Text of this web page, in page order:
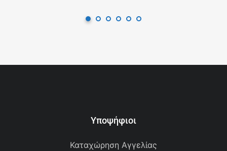
Υποψήφιοι
Καταχώρηση Αγγελίας